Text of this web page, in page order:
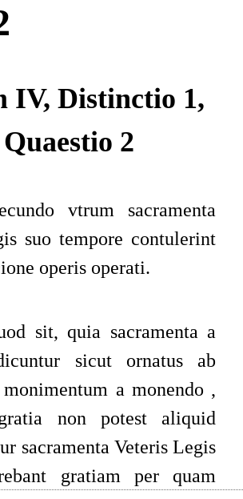
IV, Distinctio 1,
2
vtrum sacramenta
suo tempore contulerint
operis operati.
sit, quia sacramenta a
sicut ornatus ab
a monendo ,
non potest aliquid
sacramenta Veteris Legis
gratiam per quam